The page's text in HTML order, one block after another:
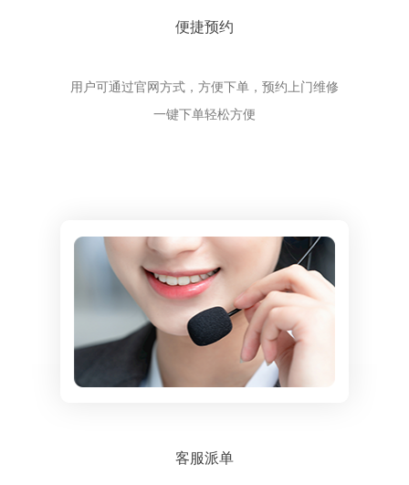
便捷预约
用户可通过官网方式，方便下单，预约上门维修
一键下单轻松方便
客服派单